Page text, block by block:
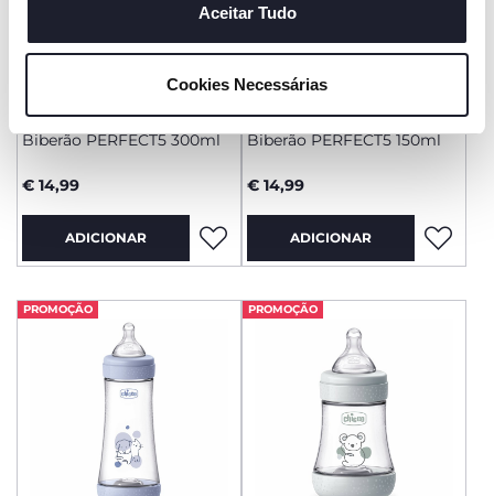
consentimento de todos ou de alguns cookies, clique em
"mostrar detalhes". Ao fechar este aviso, está a
são necessários e essenciais para garantir o
funcionamento desta página.
Aceitar Tudo
Cookies Necessárias
Biberão PERFECT5 300ml
€ 14,99
ADICIONAR
Biberão PERFECT5 150ml
€ 14,99
ADICIONAR
PROMOÇÃO PROMOÇÃO